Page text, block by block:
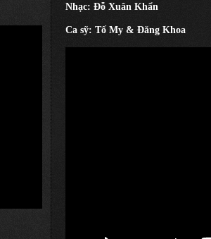
Nhạc: Đỗ Xuân Khẩn
Ca sỹ: Tố My & Đăng Khoa